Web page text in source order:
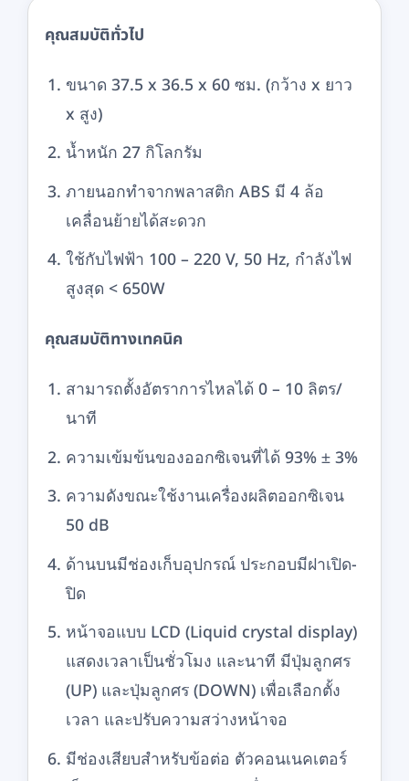
คุณสมบัติทั่วไป
ขนาด 37.5 x 36.5 x 60 ซม. (กว้าง x ยาว
x สูง)
น้ำหนัก 27 กิโลกรัม
ภายนอกทำจากพลาสติก ABS มี 4 ล้อ
เคลื่อนย้ายได้สะดวก
ใช้กับไฟฟ้า 100 – 220 V, 50 Hz, กำลังไฟ
สูงสุด < 650W
คุณสมบัติทางเทคนิค
สามารถตั้งอัตราการไหลได้ 0 – 10 ลิตร/
นาที
ความเข้มข้นของออกซิเจนที่ได้ 93% ± 3%
ความดังขณะใช้งานเครื่องผลิตออกซิเจน
50 dB
ด้านบนมีช่องเก็บอุปกรณ์ ประกอบมีฝาเปิด-
ปิด
หน้าจอแบบ LCD (Liquid crystal display)
แสดงเวลาเป็นชั่วโมง และนาที มีปุ่มลูกศร
(UP) และปุ่มลูกศร (DOWN) เพื่อเลือกตั้ง
เวลา และปรับความสว่างหน้าจอ
มีช่องเสียบสำหรับข้อต่อ ตัวคอนเนคเตอร์